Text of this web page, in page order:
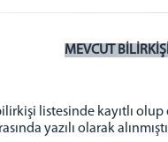
MEVCUT
listesinde kayıtlı
yazılı olarak